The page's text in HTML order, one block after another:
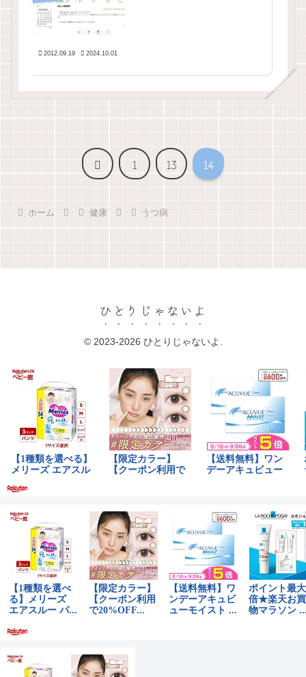
2012.09.19 2024.10.01
前
1 13 14
ホーム 健康 うつ病
ひとりじゃないよ
© 2023-2026 ひとりじゃないよ.